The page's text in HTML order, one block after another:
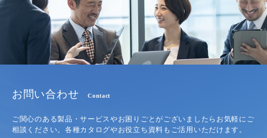
お問い合わせ Contact
ご関心のある製品・サービスやお困りごとがございましたらお気軽にご
相談ください。各種カタログやお役立ち資料もご活用いただけます。